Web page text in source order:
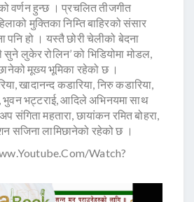
वर्णन हुन्छ । प्रचलित तीजगीत
मुक्तिका निम्ति बाहिरको संसार
पनि हो । यस्तै छोरी चेलीको बेदना
लुकेर रोलिन’ को भिडियोमा मोडल,
मूख्य भूमिका रहेको छ ।
खादानन्द कडारिया, निरु कडारिया,
भुवन भट्टराई, आदिले अभिनयमा साथ
संगिता महतारा, छायांकन रमित बोहरा,
सजिना लामिछानेको रहेको छ ।
watch?